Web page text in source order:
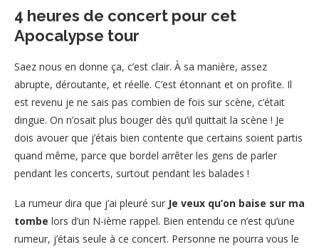
4 heures de concert pour cet
Apocalypse tour
Saez nous en donne ça, c’est clair. À sa manière, assez
abrupte, déroutante, et réelle. C’est étonnant et on profite. Il
est revenu je ne sais pas combien de fois sur scène, c’était
dingue. On n’osait plus bouger dès qu’il quittait la scène ! Je
dois avouer que j’étais bien contente que certains soient partis
quand même, parce que bordel arrêter les gens de parler
pendant les concerts, surtout pendant les balades !
La rumeur dira que j’ai pleuré sur Je veux qu’on baise sur ma
tombe lors d’un N-ième rappel. Bien entendu ce n’est qu’une
rumeur, j’étais seule à ce concert. Personne ne pourra vous le